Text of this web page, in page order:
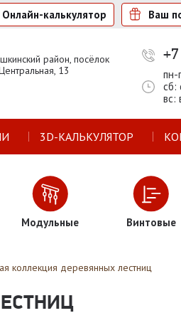
Онлайн-калькулятор Ваш
район, посёлок
13
пн-
сб:
вс:
3D-КАЛЬКУЛЯТОР
Модульные Винтовые
коллекция деревянных лестниц